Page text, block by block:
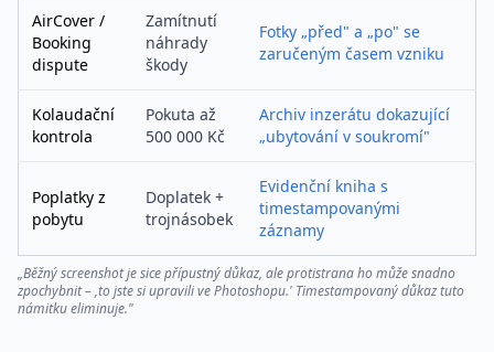
AirCover /
Booking
dispute
Zamítnutí
náhrady
škody
Fotky „před" a „po" se
zaručeným časem vzniku
Kolaudační
kontrola
Pokuta až
500 000 Kč
Archiv inzerátu dokazující
„ubytování v soukromí"
Poplatky z
pobytu
Doplatek +
trojnásobek
Evidenční kniha s
timestampovanými
záznamy
„Běžný screenshot je sice přípustný důkaz, ale protistrana ho může snadno
zpochybnit – ‚to jste si upravili ve Photoshopu.' Timestampovaný důkaz tuto
námitku eliminuje."